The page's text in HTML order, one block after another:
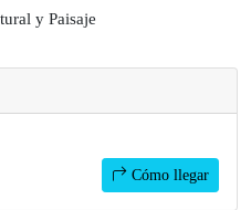
y Paisaje
Cómo llegar